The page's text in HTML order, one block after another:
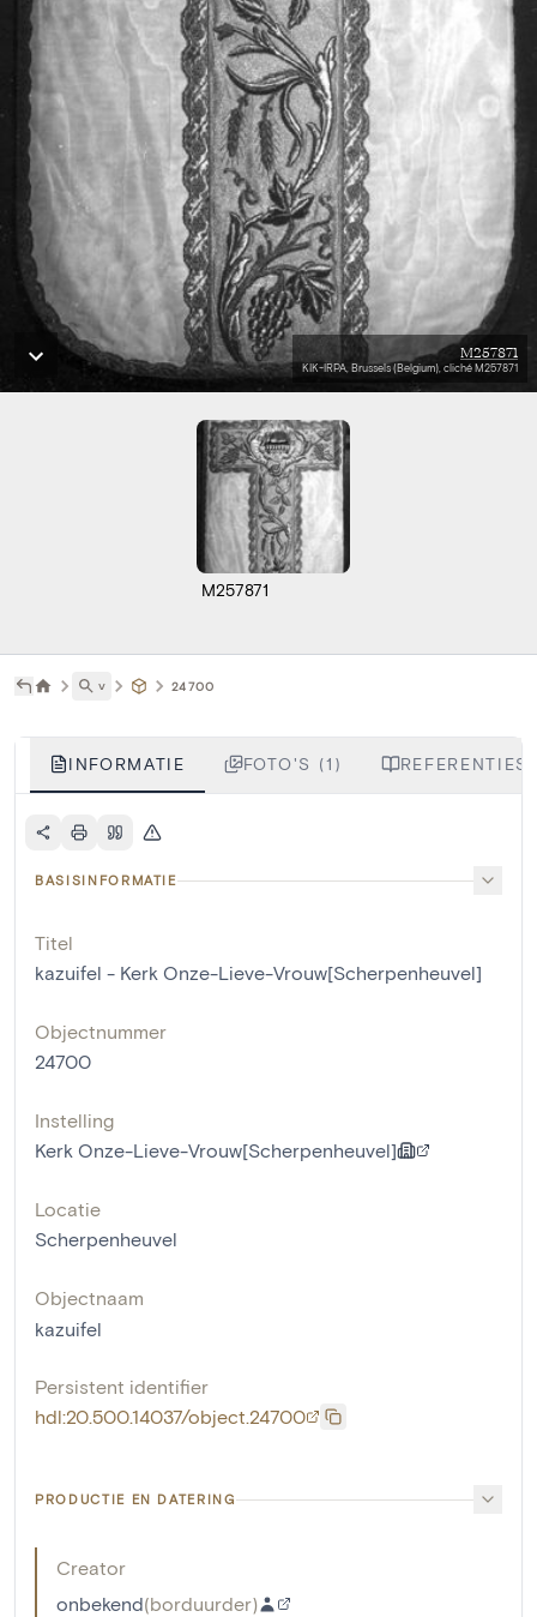
M257871
KIK-IRPA, Brussels (Belgium), cliché M257871
M257871
˅ 24700
INFORMATIE FOTO'S (1) REFERENTIES
BASISINFORMATIE
Titel
kazuifel - Kerk Onze-Lieve-Vrouw[Scherpenheuvel]
Objectnummer
24700
Instelling
Kerk Onze-Lieve-Vrouw[Scherpenheuvel]
Locatie
Scherpenheuvel
Objectnaam
kazuifel
Persistent identifier
hdl:20.500.14037/object.24700
PRODUCTIE EN DATERING
Creator
onbekend(borduurder)